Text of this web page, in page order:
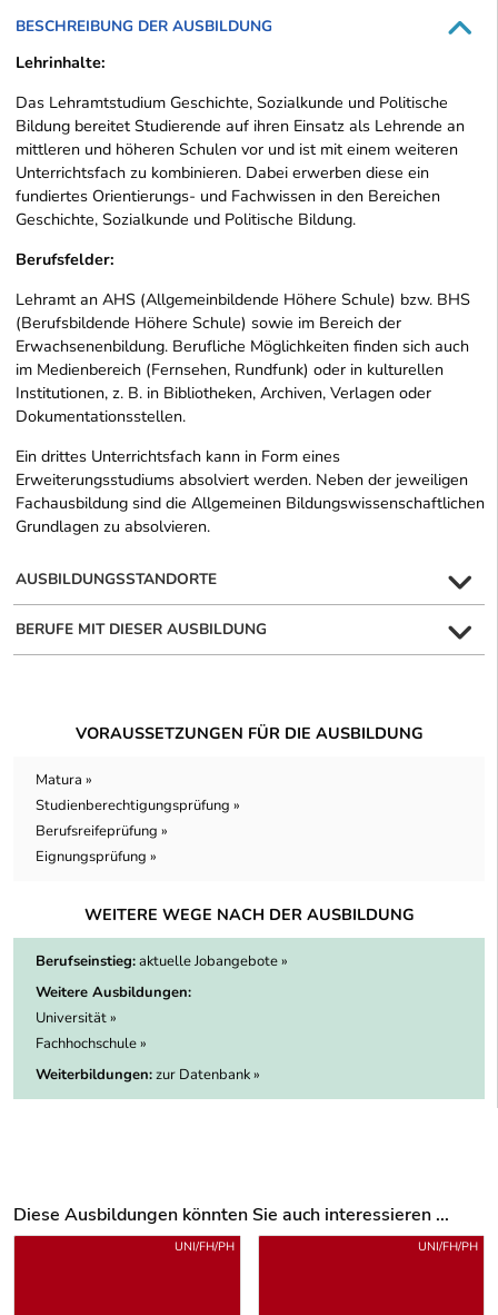
BESCHREIBUNG DER AUSBILDUNG
Lehrinhalte:
Das Lehramtstudium Geschichte, Sozialkunde und Politische
Bildung bereitet Studierende auf ihren Einsatz als Lehrende an
mittleren und höheren Schulen vor und ist mit einem weiteren
Unterrichtsfach zu kombinieren. Dabei erwerben diese ein
fundiertes Orientierungs- und Fachwissen in den Bereichen
Geschichte, Sozialkunde und Politische Bildung.
Berufsfelder:
Lehramt an AHS (Allgemeinbildende Höhere Schule) bzw. BHS
(Berufsbildende Höhere Schule) sowie im Bereich der
Erwachsenenbildung. Berufliche Möglichkeiten finden sich auch
im Medienbereich (Fernsehen, Rundfunk) oder in kulturellen
Institutionen, z. B. in Bibliotheken, Archiven, Verlagen oder
Dokumentationsstellen.
Ein drittes Unterrichtsfach kann in Form eines
Erweiterungsstudiums absolviert werden. Neben der jeweiligen
Fachausbildung sind die Allgemeinen Bildungswissenschaftlichen
Grundlagen zu absolvieren.
AUSBILDUNGSSTANDORTE
BERUFE MIT DIESER AUSBILDUNG
VORAUSSETZUNGEN FÜR DIE AUSBILDUNG
Matura »
Studienberechtigungsprüfung »
Berufsreifeprüfung »
Eignungsprüfung »
WEITERE WEGE NACH DER AUSBILDUNG
Berufseinstieg:aktuelle Jobangebote »
Weitere Ausbildungen:
Universität »
Fachhochschule »
Weiterbildungen:zur Datenbank »
Diese Ausbildungen könnten Sie auch interessieren ...
Uber weitere Ausbildungsvorschläge
UNI/FH/PH UNI/FH/PH